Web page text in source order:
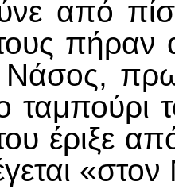
από
πήραν
ταμπούρι
έριξε